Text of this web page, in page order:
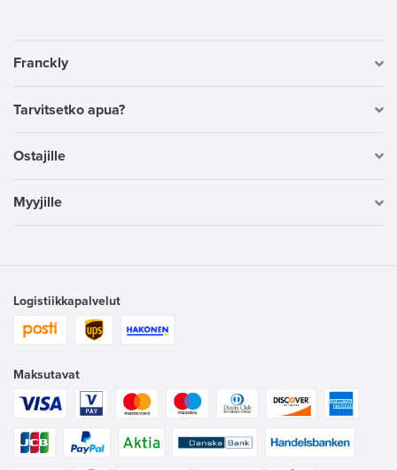
Franckly
Tarvitsetko apua?
Ostajille
Myyjille
Logistiikkapalvelut
Maksutavat